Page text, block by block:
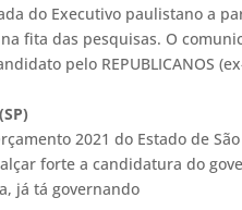
do Executivo paulistano a
na fita das pesquisas. O
pelo REPUBLICANOS
2021 do Estado de
forte a candidatura do
já tá governando